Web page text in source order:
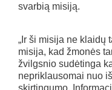
svarbią misiją.
„Ir ši misija ne klaidų
misija, kad žmonės
žvilgsnio sudėtinga
nepriklausomai nuo
skirtingumo.